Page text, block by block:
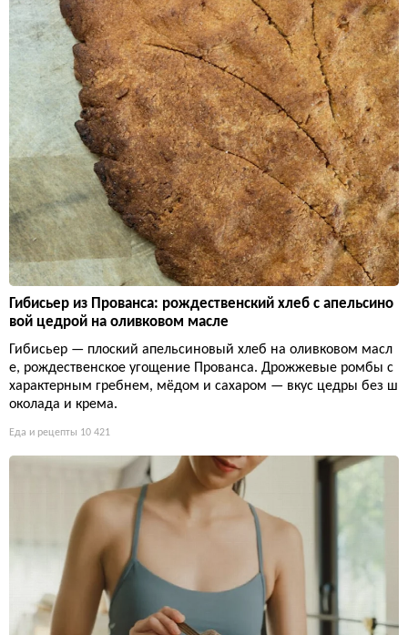
Гибисьер из Прованса: рождественский хлеб с апельсино
вой цедрой на оливковом масле
Гибисьер — плоский апельсиновый хлеб на оливковом масл
е, рождественское угощение Прованса. Дрожжевые ромбы с
характерным гребнем, мёдом и сахаром — вкус цедры без ш
околада и крема.
Еда и рецепты 10 421